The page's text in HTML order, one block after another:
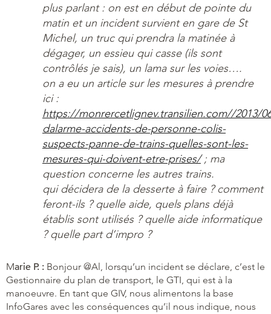
plus parlant : on est en début de pointe du
matin et un incident survient en gare de St
Michel, un truc qui prendra la matinée à
dégager, un essieu qui casse (ils sont
contrôlés je sais), un lama sur les voies….
on a eu un article sur les mesures à prendre
ici :
https://monrercetlignev.transilien.com//2013/
dalarme-accidents-de-personne-colis-
suspects-panne-de-trains-quelles-sont-les-
mesures-qui-doivent-etre-prises/; ma
question concerne les autres trains.
qui décidera de la desserte à faire ? comment
feront-ils ? quelle aide, quels plans déjà
établis sont utilisés ? quelle aide informatique
? quelle part d’impro ?
Marie P. : Bonjour @Al, lorsqu’un incident se déclare, c’est le
Gestionnaire du plan de transport, le GTI, qui est à la
manoeuvre. En tant que GIV, nous alimentons la base
InfoGares avec les conséquences qu’il nous indique, nous